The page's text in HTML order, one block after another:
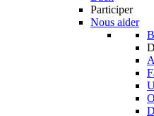
Participer
Nous aider